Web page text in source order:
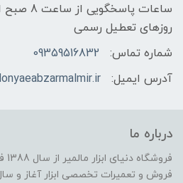
روزهای تعطیل رسمی
شماره تماس:
09359516832
آدرس ایمیل:
درباره ما